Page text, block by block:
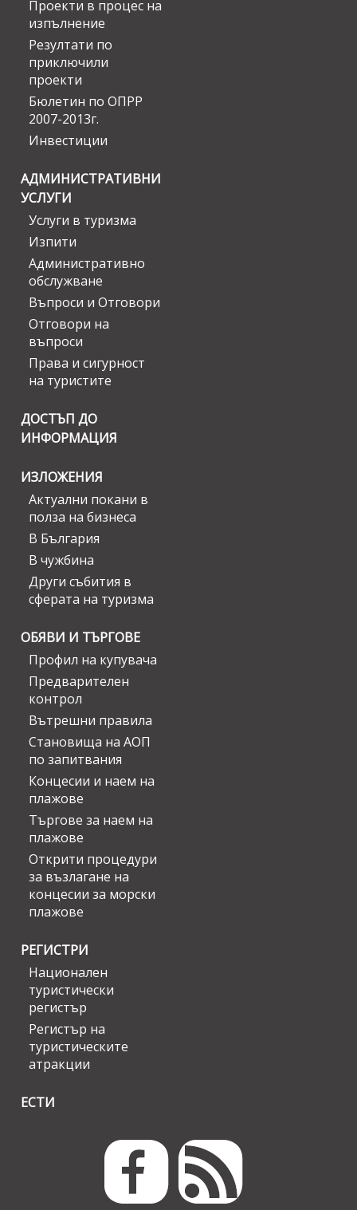
Проекти в процес на
изпълнение
Резултати по
приключили
проекти
Бюлетин по ОПРР
2007-2013г.
Инвестиции
АДМИНИСТРАТИВНИ
УСЛУГИ
Услуги в туризма
Изпити
Административно
обслужване
Въпроси и Отговори
Отговори на
въпроси
Права и сигурност
на туристите
ДОСТЪП ДО
ИНФОРМАЦИЯ
ИЗЛОЖЕНИЯ
Актуални покани в
полза на бизнеса
В България
В чужбина
Други събития в
сферата на туризма
ОБЯВИ И ТЪРГОВЕ
Профил на купувача
Предварителен
контрол
Вътрешни правила
Становища на АОП
по запитвания
Концесии и наем на
плажове
Търгове за наем на
плажове
Открити процедури
за възлагане на
концесии за морски
плажове
РЕГИСТРИ
Национален
туристически
регистър
Регистър на
туристическите
атракции
ЕСТИ